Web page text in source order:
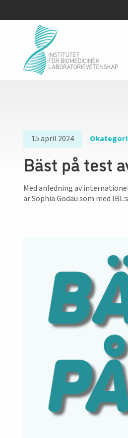
15 april 2024
Bäst på test
Med anledning av
är Sophia Godau som med